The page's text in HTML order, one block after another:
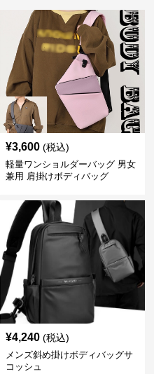
¥3,600 (税込)
軽量ワンショルダーバッグ 男女
兼用 肩掛けボディバッグ
¥4,240 (税込)
メンズ斜め掛けボディバッグサ
コッシュ